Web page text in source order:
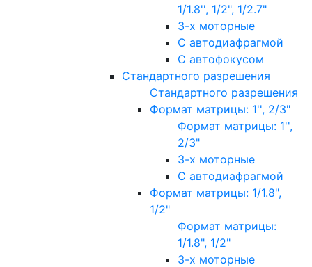
1/1.8'', 1/2", 1/2.7"
3-х моторные
С автодиафрагмой
С автофокусом
Стандартного разрешения
Стандартного разрешения
Формат матрицы: 1'', 2/3"
Формат матрицы: 1'',
2/3"
3-х моторные
С автодиафрагмой
Формат матрицы: 1/1.8",
1/2"
Формат матрицы:
1/1.8", 1/2"
3-х моторные